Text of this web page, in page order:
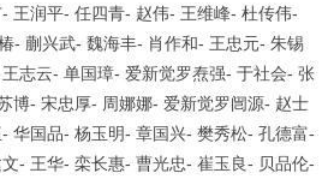
- 王润平- 任四青- 赵伟- 王维峰- 杜传伟-
- 蒯兴武- 魏海丰- 肖作和- 王忠元- 朱锡
王志云- 单国璋- 爱新觉罗焘强- 于社会- 张
博- 宋忠厚- 周娜娜- 爱新觉罗闿源- 赵士
- 华国品- 杨玉明- 章国兴- 樊秀松- 孔德富-
- 王华- 栾长惠- 曹光忠- 崔玉良- 贝品伦-